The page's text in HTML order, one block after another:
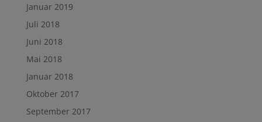
Januar 2019
Juli 2018
Juni 2018
Mai 2018
Januar 2018
Oktober 2017
September 2017